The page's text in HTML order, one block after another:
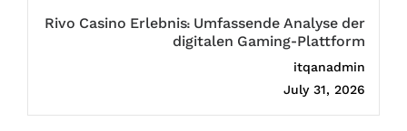
Rivo Casino Erlebnis: Umfassende Analyse der
digitalen Gaming-Plattform
itqanadmin
July 31, 2026